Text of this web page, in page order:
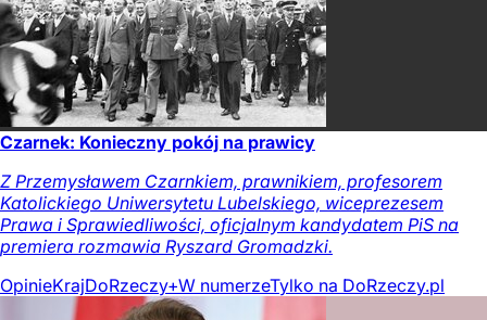
Czarnek: Konieczny pokój na prawicy
Z Przemysławem Czarnkiem, prawnikiem, profesorem
Katolickiego Uniwersytetu Lubelskiego, wiceprezesem
Prawa i Sprawiedliwości, oficjalnym kandydatem PiS na
premiera rozmawia Ryszard Gromadzki.
OpinieKrajDoRzeczy+W numerzeTylko na DoRzeczy.pl